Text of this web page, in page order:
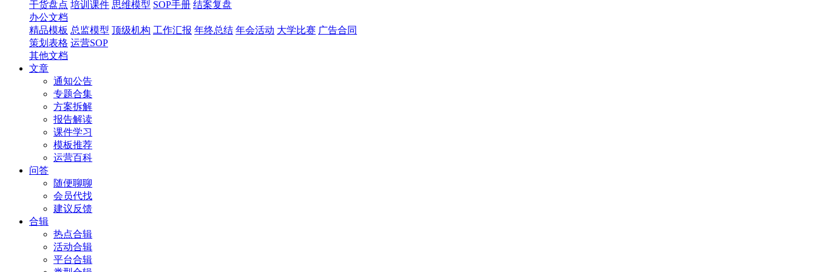
干货盘点 培训课件 思维模型 SOP手册 结案复盘
办公文档
精品模板 总监模型 顶级机构 工作汇报 年终总结 年会活动 大学比赛 广告合同
策划表格 运营SOP
其他文档
文章
通知公告
专题合集
方案拆解
报告解读
课件学习
模板推荐
运营百科
问答
随便聊聊
会员代找
建议反馈
合辑
热点合辑
活动合辑
平台合辑